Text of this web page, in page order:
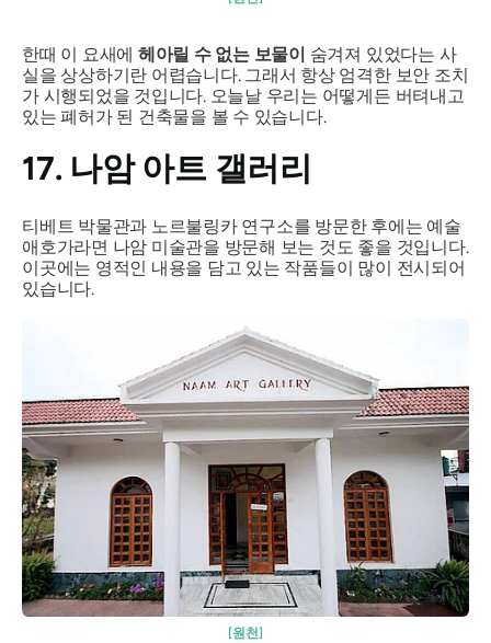
한때 이 요새에 헤아릴 수 없는 보물이 숨겨져 있었다는 사
실을 상상하기란 어렵습니다. 그래서 항상 엄격한 보안 조치
가 시행되었을 것입니다. 오늘날 우리는 어떻게든 버텨내고
있는 폐허가 된 건축물을 볼 수 있습니다.
17. 나암 아트 갤러리
티베트 박물관과 노르불링카 연구소를 방문한 후에는 예술
애호가라면 나암 미술관을 방문해 보는 것도 좋을 것입니다.
이곳에는 영적인 내용을 담고 있는 작품들이 많이 전시되어
있습니다.
[원천]